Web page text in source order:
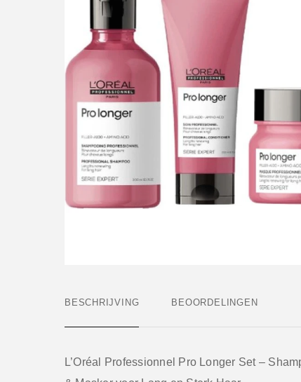
BESCHRIJVING BEOORDELINGEN
L’Oréal Professionnel Pro Longer Set –